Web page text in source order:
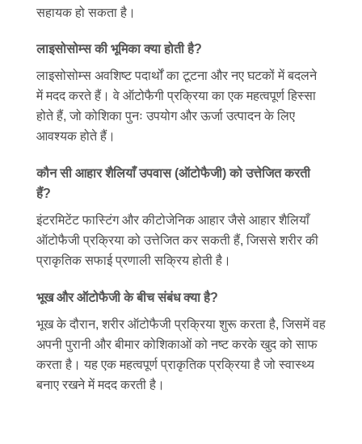
सहायक हो सकता है।
लाइसोसोम्स की भूमिका क्या होती है?
लाइसोसोम्स अवशिष्ट पदार्थों का टूटना और नए घटकों में बदलने
में मदद करते हैं। वे ऑटोफैगी प्रक्रिया का एक महत्वपूर्ण हिस्सा
होते हैं, जो कोशिका पुनः उपयोग और ऊर्जा उत्पादन के लिए
आवश्यक होते हैं।
कौन सी आहार शैलियाँ उपवास (ऑटोफैजी) को उत्तेजित करती
हैं?
इंटरमिटेंट फास्टिंग और कीटोजेनिक आहार जैसे आहार शैलियाँ
ऑटोफैजी प्रक्रिया को उत्तेजित कर सकती हैं, जिससे शरीर की
प्राकृतिक सफाई प्रणाली सक्रिय होती है।
भूख और ऑटोफैजी के बीच संबंध क्या है?
भूख के दौरान, शरीर ऑटोफैजी प्रक्रिया शुरू करता है, जिसमें वह
अपनी पुरानी और बीमार कोशिकाओं को नष्ट करके खुद को साफ
करता है। यह एक महत्वपूर्ण प्राकृतिक प्रक्रिया है जो स्वास्थ्य
बनाए रखने में मदद करती है।